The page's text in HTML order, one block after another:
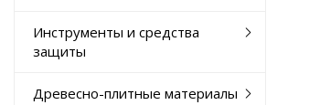
Инструменты и средства
защиты
Древесно-плитные материалы